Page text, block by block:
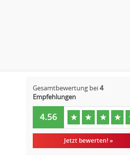
Gesamtbewertung bei4
Empfehlungen
4.56 ★ ★ ★ ★
Jetzt bewerten! »